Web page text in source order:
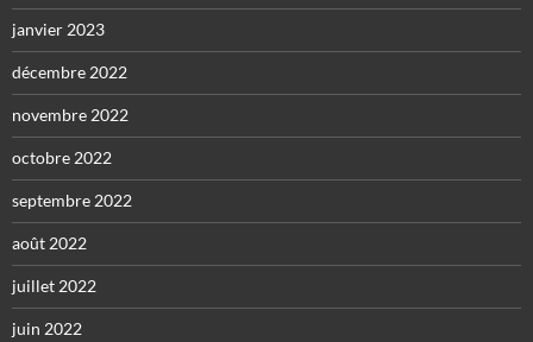
janvier 2023
décembre 2022
novembre 2022
octobre 2022
septembre 2022
août 2022
juillet 2022
juin 2022